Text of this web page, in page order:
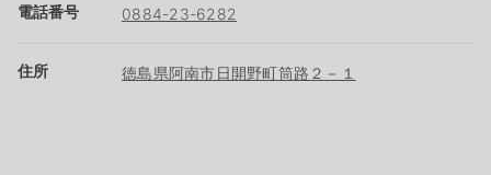
電話番号 0884-23-6282
住所 徳島県阿南市日開野町筒路２－１